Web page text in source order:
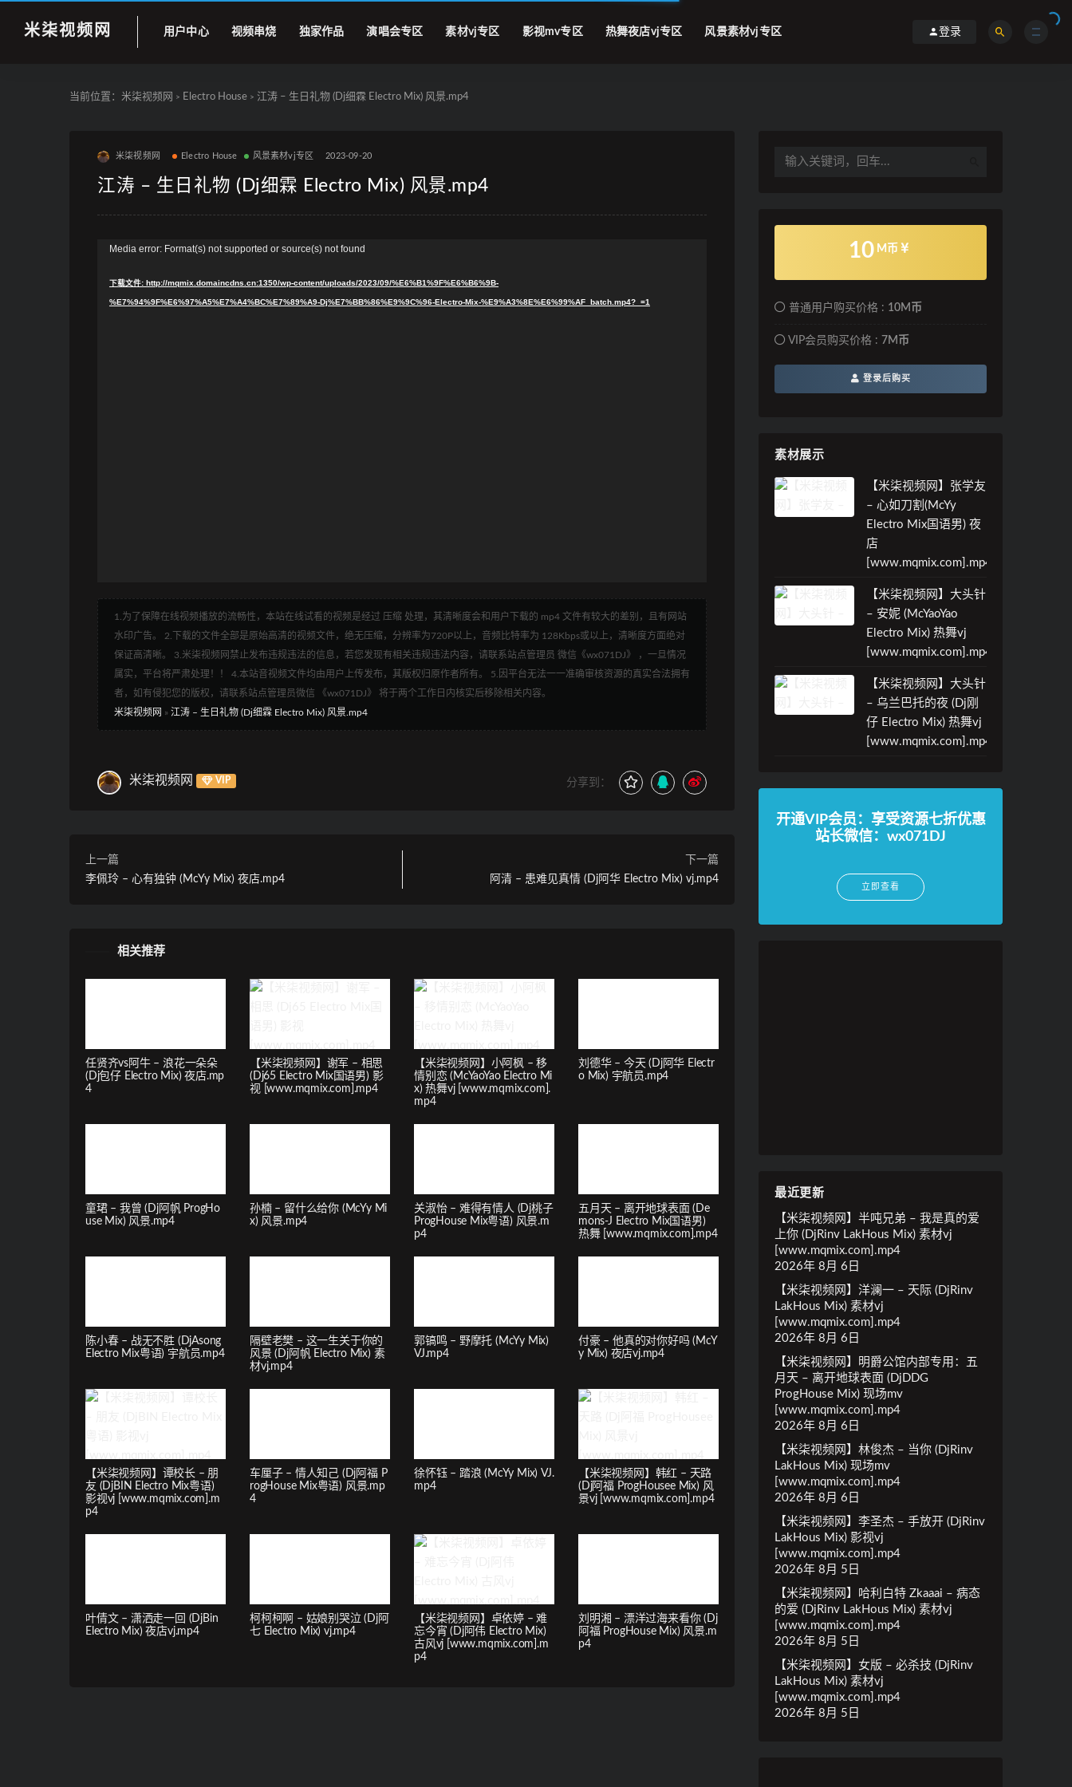
米柒视频网 用户中心 视频串烧 独家作品 演唱会专区 素材vj专区 影视mv专区 热舞夜店vj专区 风景素材vj专区 登录
当前位置： 米柒视频网 > Electro House > 江涛 – 生日礼物 (Dj细霖 Electro Mix) 风景.mp4
米柒视频网 Electro House 风景素材vj专区 2023-09-20
江涛 – 生日礼物 (Dj细霖 Electro Mix) 风景.mp4
Media error: Format(s) not supported or source(s) not found
下载文件: http://mqmix.domaincdns.cn:1350/wp-content/uploads/2023/09/%E6%B1%9F%E6%B6%9B-
%E7%94%9F%E6%97%A5%E7%A4%BC%E7%89%A9-Dj%E7%BB%86%E9%9C%96-Electro-Mix-%E9%A3%8E%E6%99%AF_batch.mp4?_=1
1.为了保障在线视频播放的流畅性，本站在线试看的视频是经过 压缩 处理，其清晰度会和用户下载的 mp4 文件有较大的差别，且有网站
水印广告。 2.下载的文件全部是原始高清的视频文件，绝无压缩，分辨率为720P以上，音频比特率为 128Kbps或以上，清晰度方面绝对
保证高清晰。 3.米柒视频网禁止发布违规违法的信息，若您发现有相关违规违法内容，请联系站点管理员 微信《wx071DJ》 ，一旦情况
属实，平台将严肃处理！！ 4.本站音视频文件均由用户上传发布，其版权归原作者所有。 5.因平台无法一一准确审核资源的真实合法拥有
者，如有侵犯您的版权，请联系站点管理员微信 《wx071DJ》 将于两个工作日内核实后移除相关内容。
米柒视频网 » 江涛 – 生日礼物 (Dj细霖 Electro Mix) 风景.mp4
米柒视频网 VIP 分享到：
上一篇
李佩玲 – 心有独钟 (McYy Mix) 夜店.mp4
下一篇
阿清 – 患难见真情 (Dj阿华 Electro Mix) vj.mp4
相关推荐
任贤齐vs阿牛 – 浪花一朵朵
(Dj包仔 Electro Mix) 夜店.mp
4
【米柒视频网】谢军 – 相思
(Dj65 Electro Mix国语男) 影
视 [www.mqmix.com].mp4
【米柒视频网】小阿枫 – 移
情别恋 (McYaoYao Electro Mi
x) 热舞vj [www.mqmix.com].
mp4
刘德华 – 今天 (Dj阿华 Electr
o Mix) 宇航员.mp4
童珺 – 我曾 (Dj阿帆 ProgHo
use Mix) 风景.mp4
孙楠 – 留什么给你 (McYy Mi
x) 风景.mp4
关淑怡 – 难得有情人 (Dj桃子
ProgHouse Mix粤语) 风景.m
p4
五月天 – 离开地球表面 (De
mons-J Electro Mix国语男)
热舞 [www.mqmix.com].mp4
陈小春 – 战无不胜 (DjAsong
Electro Mix粤语) 宇航员.mp4
隔壁老樊 – 这一生关于你的
风景 (Dj阿帆 Electro Mix) 素
材vj.mp4
郭镐鸣 – 野摩托 (McYy Mix)
VJ.mp4
付豪 – 他真的对你好吗 (McY
y Mix) 夜店vj.mp4
【米柒视频网】谭校长 – 朋
友 (DjBIN Electro Mix粤语)
影视vj [www.mqmix.com].m
p4
车厘子 – 情人知己 (Dj阿福 P
rogHouse Mix粤语) 风景.mp
4
徐怀钰 – 踏浪 (McYy Mix) VJ.
mp4
【米柒视频网】韩红 – 天路
(Dj阿福 ProgHousee Mix) 风
景vj [www.mqmix.com].mp4
叶倩文 – 潇洒走一回 (DjBin
Electro Mix) 夜店vj.mp4
柯柯柯啊 – 姑娘别哭泣 (Dj阿
七 Electro Mix) vj.mp4
【米柒视频网】卓依婷 – 难
忘今宵 (Dj阿伟 Electro Mix)
古风vj [www.mqmix.com].m
p4
刘明湘 – 漂洋过海来看你 (Dj
阿福 ProgHouse Mix) 风景.m
p4
10 M币
普通用户购买价格 : 10M币
VIP会员购买价格 : 7M币
登录后购买
素材展示
【米柒视频网】张学友
– 心如刀割(McYy
Electro Mix国语男) 夜
店
[www.mqmix.com].mp4
【米柒视频网】大头针
– 安妮 (McYaoYao
Electro Mix) 热舞vj
[www.mqmix.com].mp4
【米柒视频网】大头针
– 乌兰巴托的夜 (Dj刚
仔 Electro Mix) 热舞vj
[www.mqmix.com].mp4
开通VIP会员：享受资源七折优惠
站长微信：wx071DJ
立即查看
最近更新
【米柒视频网】半吨兄弟 – 我是真的爱
上你 (DjRinv LakHous Mix) 素材vj
[www.mqmix.com].mp4
2026年 8月 6日
【米柒视频网】洋澜一 – 天际 (DjRinv
LakHous Mix) 素材vj
[www.mqmix.com].mp4
2026年 8月 6日
【米柒视频网】明爵公馆内部专用：五
月天 – 离开地球表面 (DjDDG
ProgHouse Mix) 现场mv
[www.mqmix.com].mp4
2026年 8月 6日
【米柒视频网】林俊杰 – 当你 (DjRinv
LakHous Mix) 现场mv
[www.mqmix.com].mp4
2026年 8月 6日
【米柒视频网】李圣杰 – 手放开 (DjRinv
LakHous Mix) 影视vj
[www.mqmix.com].mp4
2026年 8月 5日
【米柒视频网】哈利白特 Zkaaai – 病态
的爱 (DjRinv LakHous Mix) 素材vj
[www.mqmix.com].mp4
2026年 8月 5日
【米柒视频网】女版 – 必杀技 (DjRinv
LakHous Mix) 素材vj
[www.mqmix.com].mp4
2026年 8月 5日